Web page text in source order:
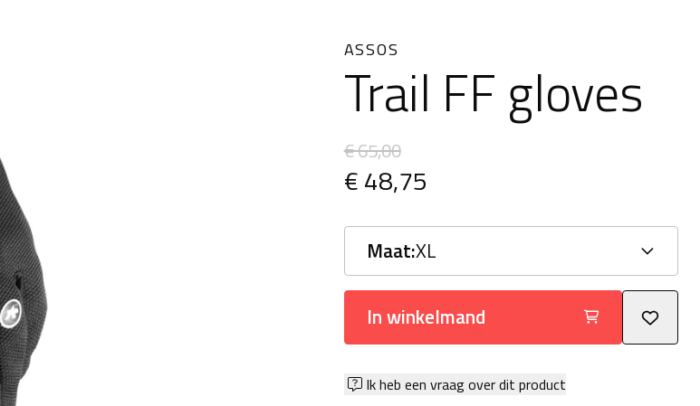
ASSOS
Trail FF gloves
€ 65,00
€ 48,75
Maat:XL
In winkelmand
Ik heb een vraag over dit product